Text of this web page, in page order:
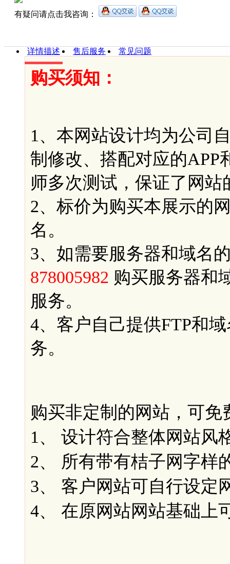
有疑问请点击我咨询：
详情描述 售后服务 常见问题
购买须知：
1、本网站设计均为公司
制修改、搭配对应的APP
师多次测试，保证了网
2、标价为购买本展示的
名。
3、如需要服务器和域名
878005982 购买服务器和
服务。
4、客户自己提供FTP和
务。
购买非定制的网站，可
1、 设计符合整体网站风
2、 所有带有桔子网字样
3、 客户网站可自行设定
4、 在原网站网站基础上